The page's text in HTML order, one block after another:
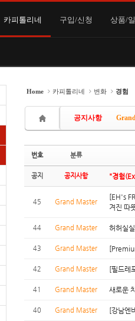
카피톨리네 구입/신청 상품/
Home 카피톨리네 변화 경험
공지사항
번호 분류
공지 공지사항 "경험
45 Grand Master
[EH's
겨진 따
44 Grand Master 허허실
43 Grand Master
42 Grand Master [필드레
41 Grand Master 새로운
40 Grand Master [강남엔